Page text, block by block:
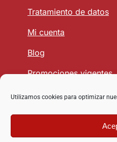
Utilizamos cookies para optimizar
Tratamiento de datos
Mi cuenta
Blog
Promociones vigentes
Seguridad